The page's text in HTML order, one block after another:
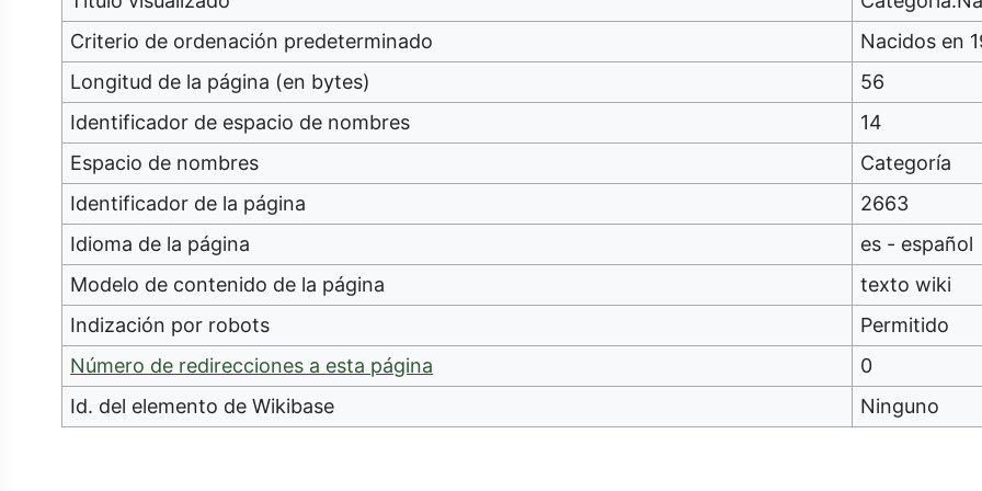
Criterio de ordenación predeterminado
Nacidos en
Longitud de la página (en bytes)
56
Identificador de espacio de nombres
14
Espacio de nombres
Categoría
Identificador de la página
2663
Idioma de la página
es - español
Modelo de contenido de la página
texto wiki
Indización por robots
Permitido
Número de redirecciones a esta página
0
Id. del elemento de Wikibase
Ninguno